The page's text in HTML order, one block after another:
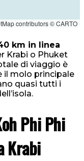
contributors © CARTO
km in linea
Krabi o Phuket
di viaggio è
il molo principale
quasi tutti i
Phi Phi
Krabi